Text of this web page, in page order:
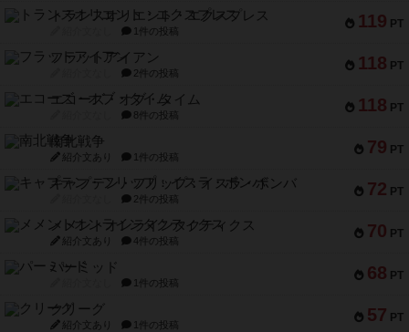
119 PT
トランスオリエント・エクスプレス
1件の投稿
118 PT
フラットアイアン
2件の投稿
118 PT
エコーズ・オブ・タイム
8件の投稿
79 PT
南北戦争
紹介文あり 1件の投稿
72 PT
キャプテン・フリップ：イスラ・ボンバ
2件の投稿
70 PT
メメントオンラインタクティクス
紹介文あり 4件の投稿
68 PT
パーミッド
1件の投稿
57 PT
クリーグ
紹介文あり 1件の投稿